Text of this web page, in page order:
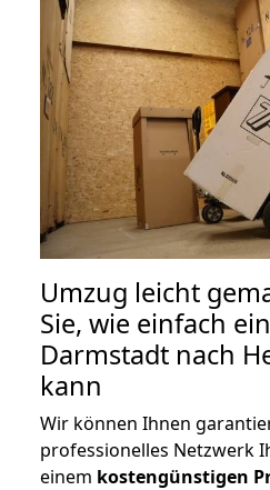
Umzug leicht
Sie, wie einfach
Darmstadt nach
kann
Wir können Ihnen
professionelles Netzwerk
einem kostengünstigen